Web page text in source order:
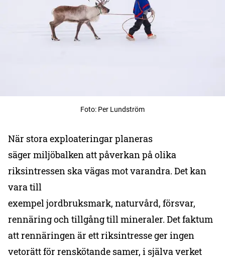
Foto: Per Lundström
När stora exploateringar planeras
säger miljöbalken att påverkan på olika
riksintressen ska vägas mot varandra. Det kan
vara till
exempel jordbruksmark, naturvård, försvar,
rennäring och tillgång till mineraler. Det faktum
att rennäringen är ett riksintresse ger ingen
vetorätt för renskötande samer, i själva verket